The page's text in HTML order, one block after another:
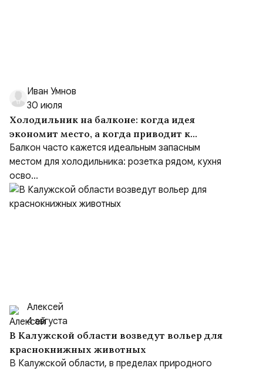
Иван Умнов
30 июля
Холодильник на балконе: когда идея
экономит место, а когда приводит к
ремонту
Балкон часто кажется идеальным запасным
местом для холодильника: розетка рядом, кухня
осво...
Алексей
4 августа
В Калужской области возведут вольер для
краснокнижных животных
В Калужской области, в пределах природного